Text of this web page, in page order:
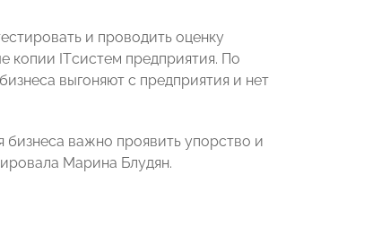
и проводить оценку
копии ITсистем предприятия. По
выгоняют с предприятия и нет
бизнеса важно проявить упорство и
Марина Блудян.